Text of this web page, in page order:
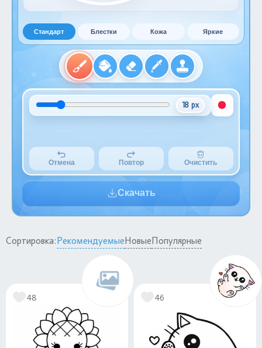
Стандарт Блестки Кожа Яркие
18 px
Отмена Повтор Очистить
Скачать
Сортировка:РекомендуемыеНовыеПопулярные
48 46